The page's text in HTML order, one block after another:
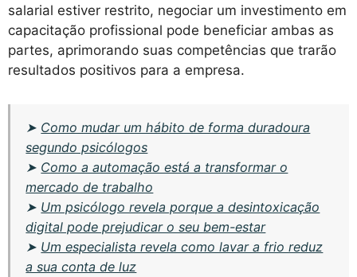
salarial estiver restrito, negociar um investimento em
capacitação profissional pode beneficiar ambas as
partes, aprimorando suas competências que trarão
resultados positivos para a empresa.
➤ Como mudar um hábito de forma duradoura
segundo psicólogos
➤ Como a automação está a transformar o
mercado de trabalho
➤ Um psicólogo revela porque a desintoxicação
digital pode prejudicar o seu bem-estar
➤ Um especialista revela como lavar a frio reduz
a sua conta de luz